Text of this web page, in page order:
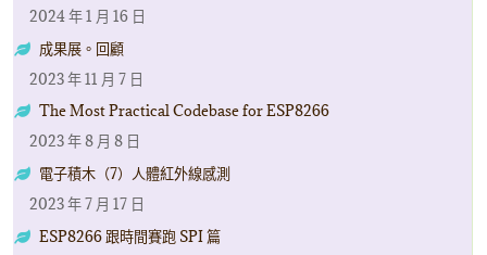
2024 年 1 月 16 日
成果展。回顧
2023 年 11 月 7 日
The Most Practical Codebase for ESP8266
2023 年 8 月 8 日
電子積木（7）人體紅外線感測
2023 年 7 月 17 日
ESP8266 跟時間賽跑 SPI 篇